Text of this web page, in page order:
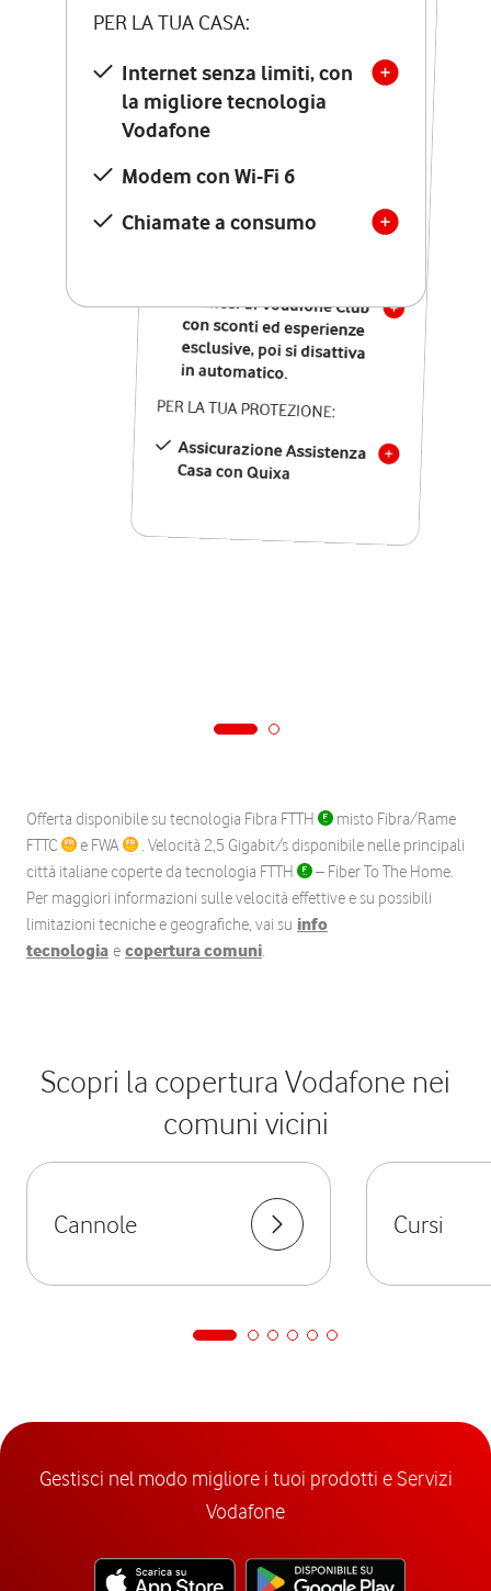
PER LA TUA CASA:
Internet senza limiti, con
la migliore tecnologia
Vodafone
Modem con Wi-Fi 6
Chiamate a consumo
PER LA TUA CASA:
Internet senza limiti, con
la migliore tecnologia
Vodafone
Modem Seven con Wi-Fi 7
Chiamate illimitate verso
numeri fissi e mobili
nazionali
12 mesi di Vodafone Club
con sconti ed esperienze
esclusive, poi si disattiva
in automatico.
PER LA TUA PROTEZIONE:
Assicurazione Assistenza
Casa con Quixa
Offerta disponibile su tecnologia Fibra FTTH
misto Fibra/Rame
FTTC
e FWA
. Velocità 2,5 Gigabit/s disponibile nelle principali
città italiane coperte da tecnologia FTTH
– Fiber To The Home.
Per maggiori informazioni sulle velocità effettive e su possibili
limitazioni tecniche e geografiche, vai su info
tecnologia e copertura comuni.
Scopri la copertura Vodafone nei
comuni vicini
Cannole Cursi
Gestisci nel modo migliore i tuoi prodotti e Servizi
Vodafone